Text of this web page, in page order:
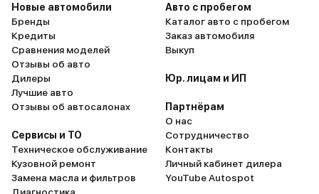
Новые автомобили
Бренды
Кредиты
Сравнения моделей
Отзывы об авто
Дилеры
Лучшие авто
Отзывы об автосалонах
Сервисы и ТО
Техническое обслуживание
Кузовной ремонт
Замена масла и фильтров
Авто с пробегом
Каталог авто с пробегом
Заказ автомобиля
Выкуп
Юр. лицам и ИП
Партнёрам
О нас
Сотрудничество
Контакты
Личный кабинет дилера
YouTube Autospot